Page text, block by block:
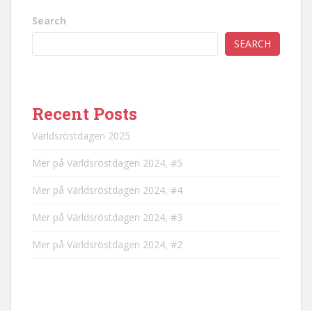
Search
SEARCH
Recent Posts
Världsröstdagen 2025
Mer på Världsröstdagen 2024, #5
Mer på Världsröstdagen 2024, #4
Mer på Världsröstdagen 2024, #3
Mer på Världsröstdagen 2024, #2